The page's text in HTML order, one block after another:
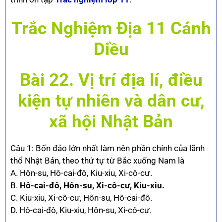
Trắc Nghiệm Địa 11 Cánh
Diều
Bài 22. Vị trí địa lí, điều
kiện tự nhiên và dân cư,
xã hội Nhật Bản
Câu 1: Bốn đảo lớn nhất làm nên phần chính của lãnh
thổ Nhật Bản, theo thứ tự từ Bắc xuống Nam là
A. Hôn-su, Hô-cai-đô, Kiu-xiu, Xi-cô-cư.
B. Hô-cai-đô, Hôn-su, Xi-cô-cư, Kiu-xiu.
C. Kiu-xiu, Xi-cô-cư, Hôn-su, Hô-cai-đô.
D. Hô-cai-đô, Kiu-xiu, Hôn-su, Xi-cô-cư.